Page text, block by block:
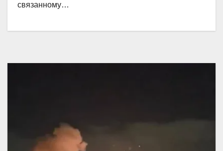
связанному…